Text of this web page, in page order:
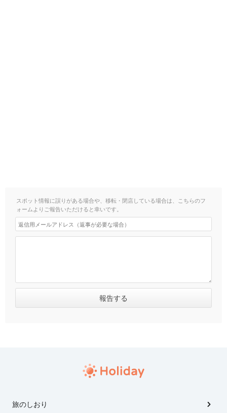
スポット情報に誤りがある場合や、移転・閉店している場合は、こちらのフ
ォームよりご報告いただけると幸いです。
旅のしおり